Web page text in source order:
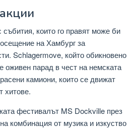
които го правят може би
на Хамбург за
Schlagermove, който обикновено
оживен парад в чест на немската
камиони, които се движат
хитове.
фестивалът MS Dockville през
комбинация от музика и изкуство